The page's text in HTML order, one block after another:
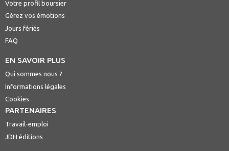
Votre profil boursier
Gérez vos émotions
Jours fériés
FAQ
EN SAVOIR PLUS
Qui sommes nous ?
Informations légales
Cookies
PARTENAIRES
Travail-emploi
JDH éditions